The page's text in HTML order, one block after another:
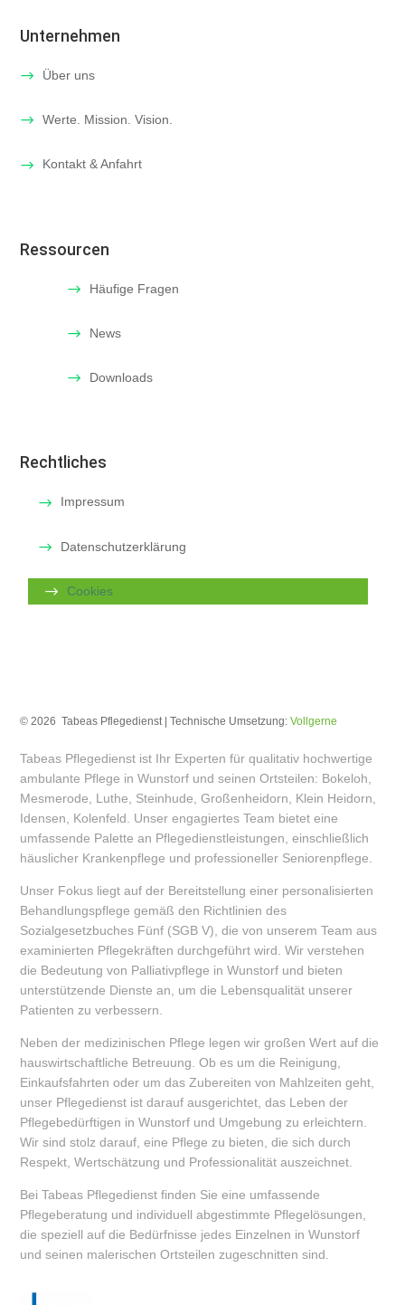
Unternehmen
Über uns
Werte. Mission. Vision.
Kontakt & Anfahrt
Ressourcen
Häufige Fragen
News
Downloads
Rechtliches
Impressum
Datenschutzerklärung
Cookies
© 2026 Tabeas Pflegedienst | Technische Umsetzung:Vollgerne
Tabeas Pflegedienst ist Ihr Experten für qualitativ hochwertige
ambulante Pflege in Wunstorf und seinen Ortsteilen: Bokeloh,
Mesmerode, Luthe, Steinhude, Großenheidorn, Klein Heidorn,
Idensen, Kolenfeld. Unser engagiertes Team bietet eine
umfassende Palette an Pflegedienstleistungen, einschließlich
häuslicher Krankenpflege und professioneller Seniorenpflege.
Unser Fokus liegt auf der Bereitstellung einer personalisierten
Behandlungspflege gemäß den Richtlinien des
Sozialgesetzbuches Fünf (SGB V), die von unserem Team aus
examinierten Pflegekräften durchgeführt wird. Wir verstehen
die Bedeutung von Palliativpflege in Wunstorf und bieten
unterstützende Dienste an, um die Lebensqualität unserer
Patienten zu verbessern.
Neben der medizinischen Pflege legen wir großen Wert auf die
hauswirtschaftliche Betreuung. Ob es um die Reinigung,
Einkaufsfahrten oder um das Zubereiten von Mahlzeiten geht,
unser Pflegedienst ist darauf ausgerichtet, das Leben der
Pflegebedürftigen in Wunstorf und Umgebung zu erleichtern.
Wir sind stolz darauf, eine Pflege zu bieten, die sich durch
Respekt, Wertschätzung und Professionalität auszeichnet.
Bei Tabeas Pflegedienst finden Sie eine umfassende
Pflegeberatung und individuell abgestimmte Pflegelösungen,
die speziell auf die Bedürfnisse jedes Einzelnen in Wunstorf
und seinen malerischen Ortsteilen zugeschnitten sind.